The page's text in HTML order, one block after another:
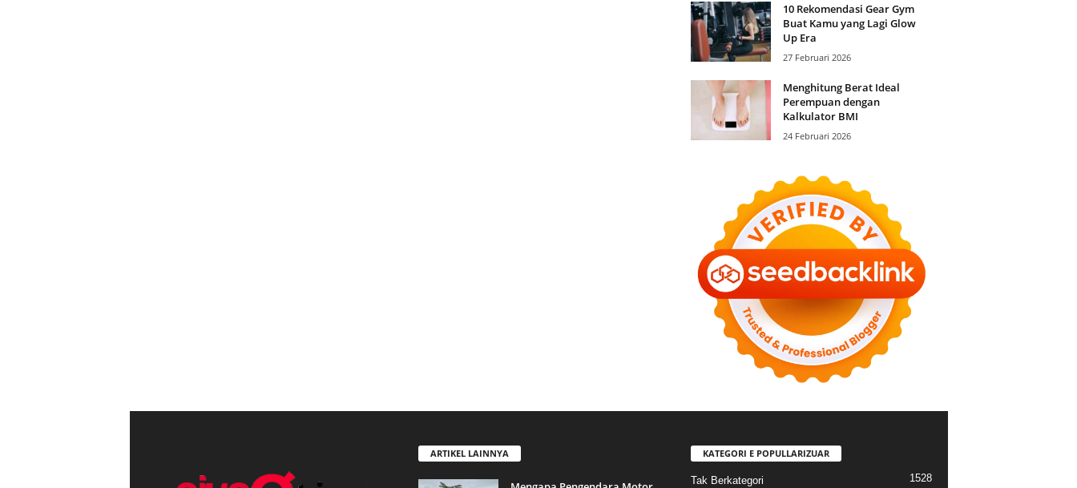
10 Rekomendasi Gear Gym
Buat Kamu yang Lagi Glow
Up Era
27 Februari 2026
Menghitung Berat Ideal
Perempuan dengan
Kalkulator BMI
24 Februari 2026
ARTIKEL LAINNYA KATEGORI E POPULLARIZUAR
Tak Berkategori 1528